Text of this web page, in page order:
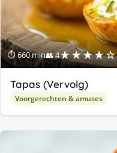
⏱ 660 min👥 4★★★★☆
Tapas (Vervolg)
Voorgerechten & amuses